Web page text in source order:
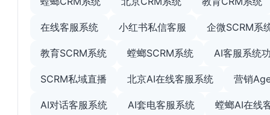
在线客服系统 小红书私信客服 企微SCRM系
教育SCRM系统 螳螂SCRM系统 AI客服系统
SCRM私域直播 北京AI在线客服系统 营销
AI对话客服系统 AI套电客服系统 螳螂AI在线